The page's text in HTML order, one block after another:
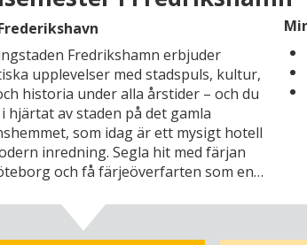
Fredrikshamn erbjuder
upplevelser med stadspuls, kultur,
historia under alla årstider – och du
hjärtat av staden på det gamla
som idag är ett mysigt hotell
inredning. Segla hit med färjan
och få färjeöverfarten som en
utsikt över havet och läsa en bok eller
en kopp kaffe i baren. Väl framme i